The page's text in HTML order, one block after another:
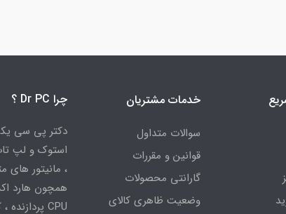
خدمات مشتریان
سوالات متداول
قوانین و مقررات
گارانتی محصولات
وضعیت ظاهری کالای
چرا Dr PC ؟
دکتر پی سی